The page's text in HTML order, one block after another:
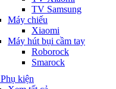
TV Samsung
Máy chiếu
Xiaomi
Máy hút bụi cầm tay
Roborock
Smarock
Phụ kiện